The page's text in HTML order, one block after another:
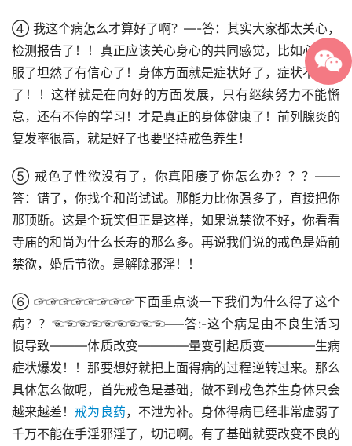
④ 我这个病怎么才算好了啊？—-答：其实大家都太关心，
检测报告了！！真正应该关心身心的共同感觉，比如心里舒
服了坦然了有信心了！身体方面就是症状好了，症状不明显
了！！这样就是在向好的方面发展，只有继续努力不能懈
怠，还有不停的学习！才是真正的身体健康了！前列腺炎的
复发率很高，就是好了也要坚持戒色养生！
⑤ 戒色了性欲没有了，你真阳痿了你怎么办？？？——
答：错了，你找个和尚试试。那能力比你强多了，直接把你
那顶断。这是个玩笑但正是这样，如果说禁欲不好，你看看
寺庙的和尚为什么长寿的那么多。再说我们说的戒色是婚前
禁欲，婚后节欲。是解除邪淫！！
⑥ ☞☞☞☞☞☞☞☞下面重点谈一下我们为什么得了这个
病？？☜☜☜☜☜☜☜☜☜—–答:-这个病是由不良生活习
惯导致———体质改变————量变引起质变————生病
症状爆发！！那要想好就把上面得病的过程逆转过来。那么
具体怎么做呢，首先戒色是基础，做不到戒色养生身体只会
越来越差！ 戒为良药，不泄为补。身体得病已经非常虚弱了
千万不能在手淫邪淫了，切记啊。有了基础就要改变不良的